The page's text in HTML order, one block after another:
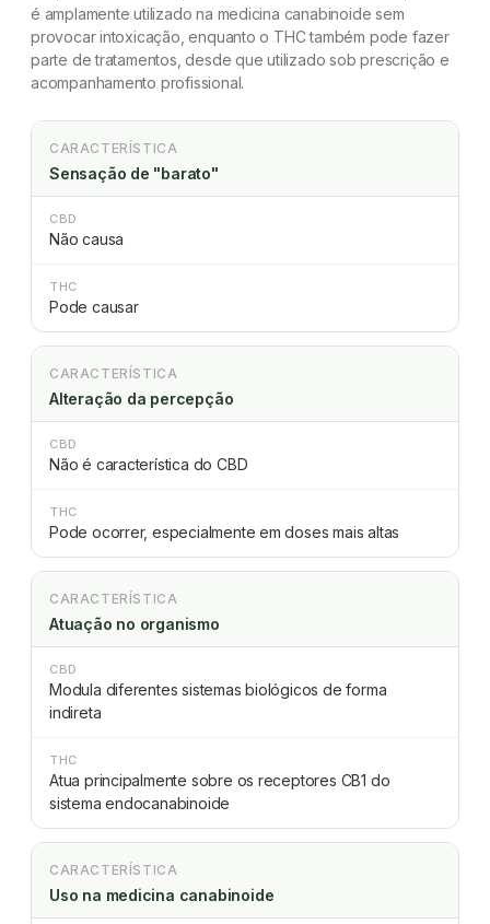
é amplamente utilizado na medicina canabinoide sem
provocar intoxicação, enquanto o THC também pode fazer
parte de tratamentos, desde que utilizado sob prescrição e
acompanhamento profissional.
CARACTERÍSTICA
Sensação de "barato"
CBD
Não causa
THC
Pode causar
CARACTERÍSTICA
Alteração da percepção
CBD
Não é característica do CBD
THC
Pode ocorrer, especialmente em doses mais altas
CARACTERÍSTICA
Atuação no organismo
CBD
Modula diferentes sistemas biológicos de forma
indireta
THC
Atua principalmente sobre os receptores CB1 do
sistema endocanabinoide
CARACTERÍSTICA
Uso na medicina canabinoide